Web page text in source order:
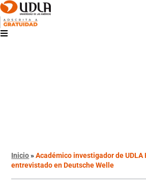
Inicio»Académico investigador de UDLA
entrevistado en Deutsche Welle